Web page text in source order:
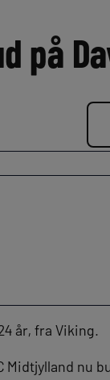
på
år, fra Viking.
Midtjylland nu